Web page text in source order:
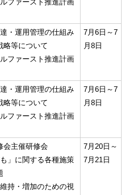
ルファースト推進計画
達・運用管理の仕組み
略等について
ルファースト推進計画
7月6日～7
月8日
達・運用管理の仕組み
略等について
ルファースト推進計画
7月6日～7
月8日
会主催研修会
も」に関する各種施策
維持・増加のための視
7月20日～
7月21日